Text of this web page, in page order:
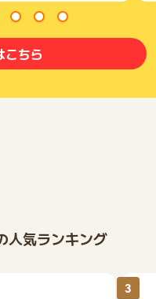
こちら
人気ランキング
3